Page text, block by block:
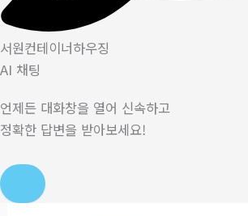
서원컨테이너하우징
AI 채팅
언제든 대화창을 열어 신속하고
정확한 답변을 받아보세요!